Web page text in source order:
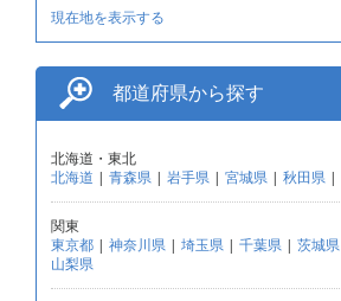
現在地を表示する
都道府県から探す
北海道・東北
北海道 | 青森県 | 岩手県 | 宮城県 | 秋田県 |
関東
東京都 | 神奈川県 | 埼玉県 | 千葉県 | 茨城県
山梨県